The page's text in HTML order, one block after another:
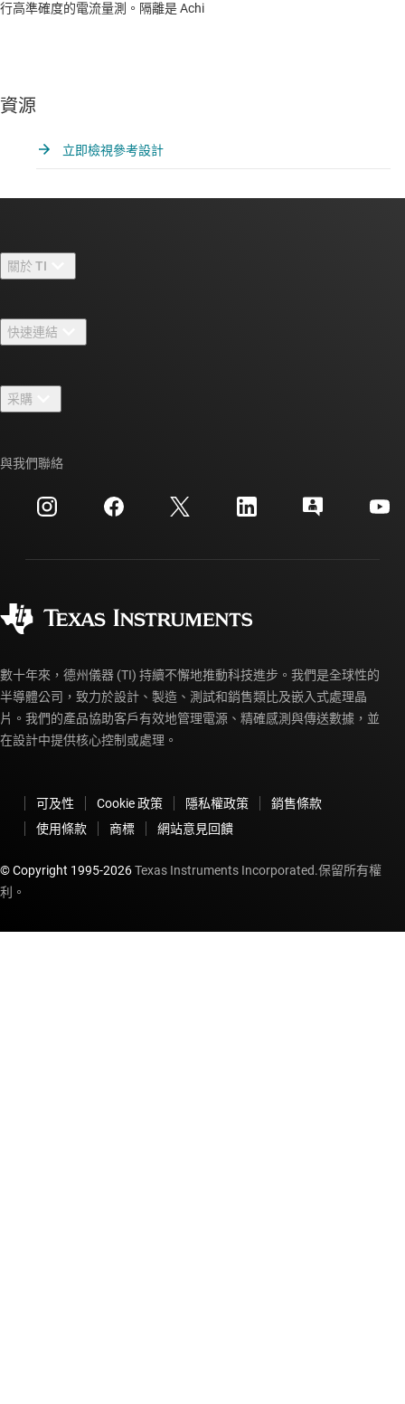
行高準確度的電流量測。隔離是 Achi
資源
立即檢視參考設計
關於 TI
人才招募
新聞室
活動
投資人關系
快速連結
TI E2E™ 設計支援論壇
交互參考搜索
客戶支援中心
myTI 帳戶常見問題解答
采購
訂購 FAQ
與我們聯絡
數十年來，德州儀器 (TI) 持續不懈地推動科技進步。我們是全球性的
半導體公司，致力於設計、製造、測試和銷售類比及嵌入式處理晶
片。我們的產品協助客戶有效地管理電源、精確感測與傳送數據，並
在設計中提供核心控制或處理。
可及性 Cookie 政策 隱私權政策
銷售條款
使用條款
商標 網站意見回饋
© Copyright 1995-2026Texas Instruments Incorporated.保留所有權
利。